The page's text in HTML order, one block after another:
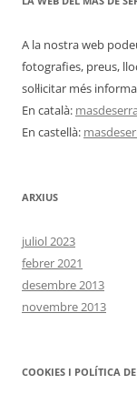
A la nostra web
fotografies, preus,
sol·licitar més
En català:
En castellà:
ARXIUS
juliol 2023
febrer 2021
desembre 2013
novembre 2013
COOKIES I POLÍTICA